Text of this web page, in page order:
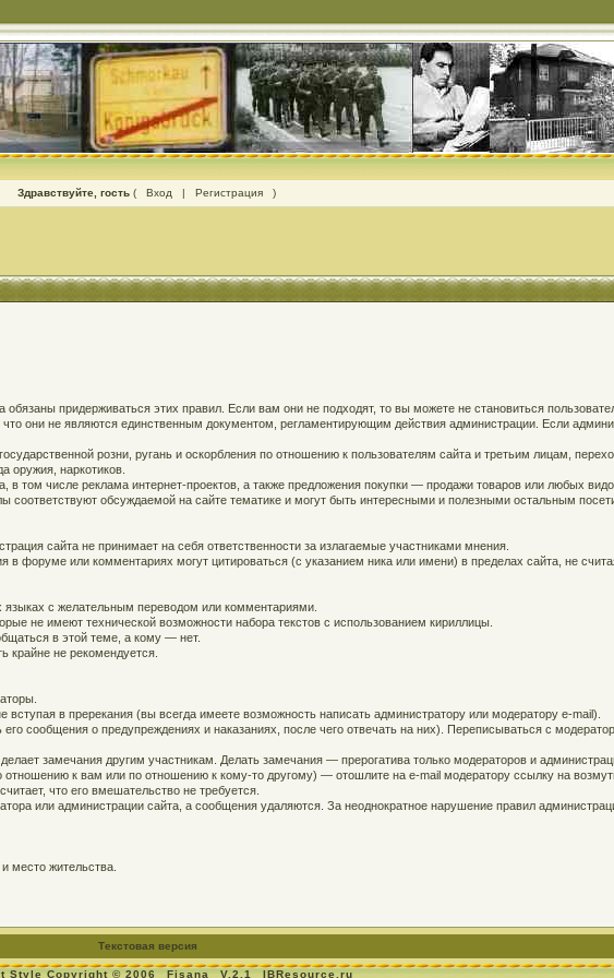
Здравствуйте, гость ( Вход | Регистрация )
придерживаться этих правил. Если вам они не подходят, то вы можете не становиться
они не являются единственным документом, регламентирующим действия администрации. Если
розни, ругань и оскорбления по отношению к пользователям сайта и третьим лицам,
оружия, наркотиков.
том числе реклама интернет-проектов, а также предложения покупки — продажи товаров или любых
обсуждаемой на сайте тематике и могут быть интересными и полезными остальным
сайта не принимает на себя ответственности за излагаемые участниками мнения.
форуме или комментариях могут цитироваться (с указанием ника или имени) в пределах сайта, не
с желательным переводом или комментариями.
не имеют технической возможности набора текстов с использованием кириллицы.
в этой теме, а кому — нет.
крайне не рекомендуется.
в пререкания (вы всегда имеете возможность написать администратору или модератору e-mail).
сообщения о предупреждениях и наказаниях, после чего отвечать на них). Переписываться с
замечания другим участникам. Делать замечания — прерогатива только модераторов и
отношению к вам или по отношению к кому-то другому) — отошлите на e-mail модератору ссылку на
что его вмешательство не требуется.
или администрации сайта, а сообщения удаляются. За неоднократное нарушение правил
место жительства.
Текстовая версия
Style Copyright © 2006 Fisana V.2.1 IBResource.ru